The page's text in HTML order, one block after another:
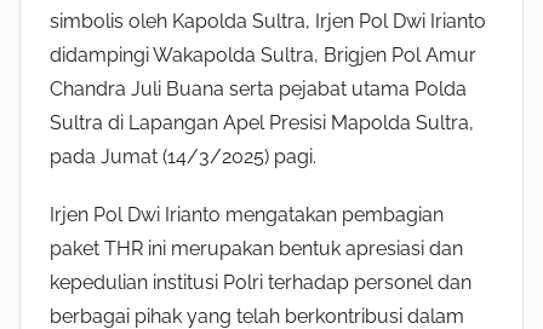
simbolis oleh Kapolda Sultra, Irjen Pol Dwi Irianto
didampingi Wakapolda Sultra, Brigjen Pol Amur
Chandra Juli Buana serta pejabat utama Polda
Sultra di Lapangan Apel Presisi Mapolda Sultra,
pada Jumat (14/3/2025) pagi.
Irjen Pol Dwi Irianto mengatakan pembagian
paket THR ini merupakan bentuk apresiasi dan
kepedulian institusi Polri terhadap personel dan
berbagai pihak yang telah berkontribusi dalam